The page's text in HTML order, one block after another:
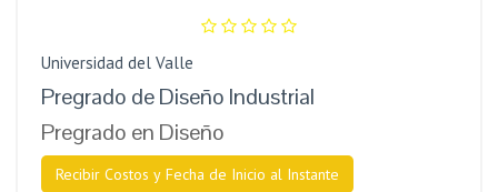
Universidad del Valle
Pregrado de Diseño Industrial
Pregrado en Diseño
Recibir Costos y Fecha de Inicio al Instante